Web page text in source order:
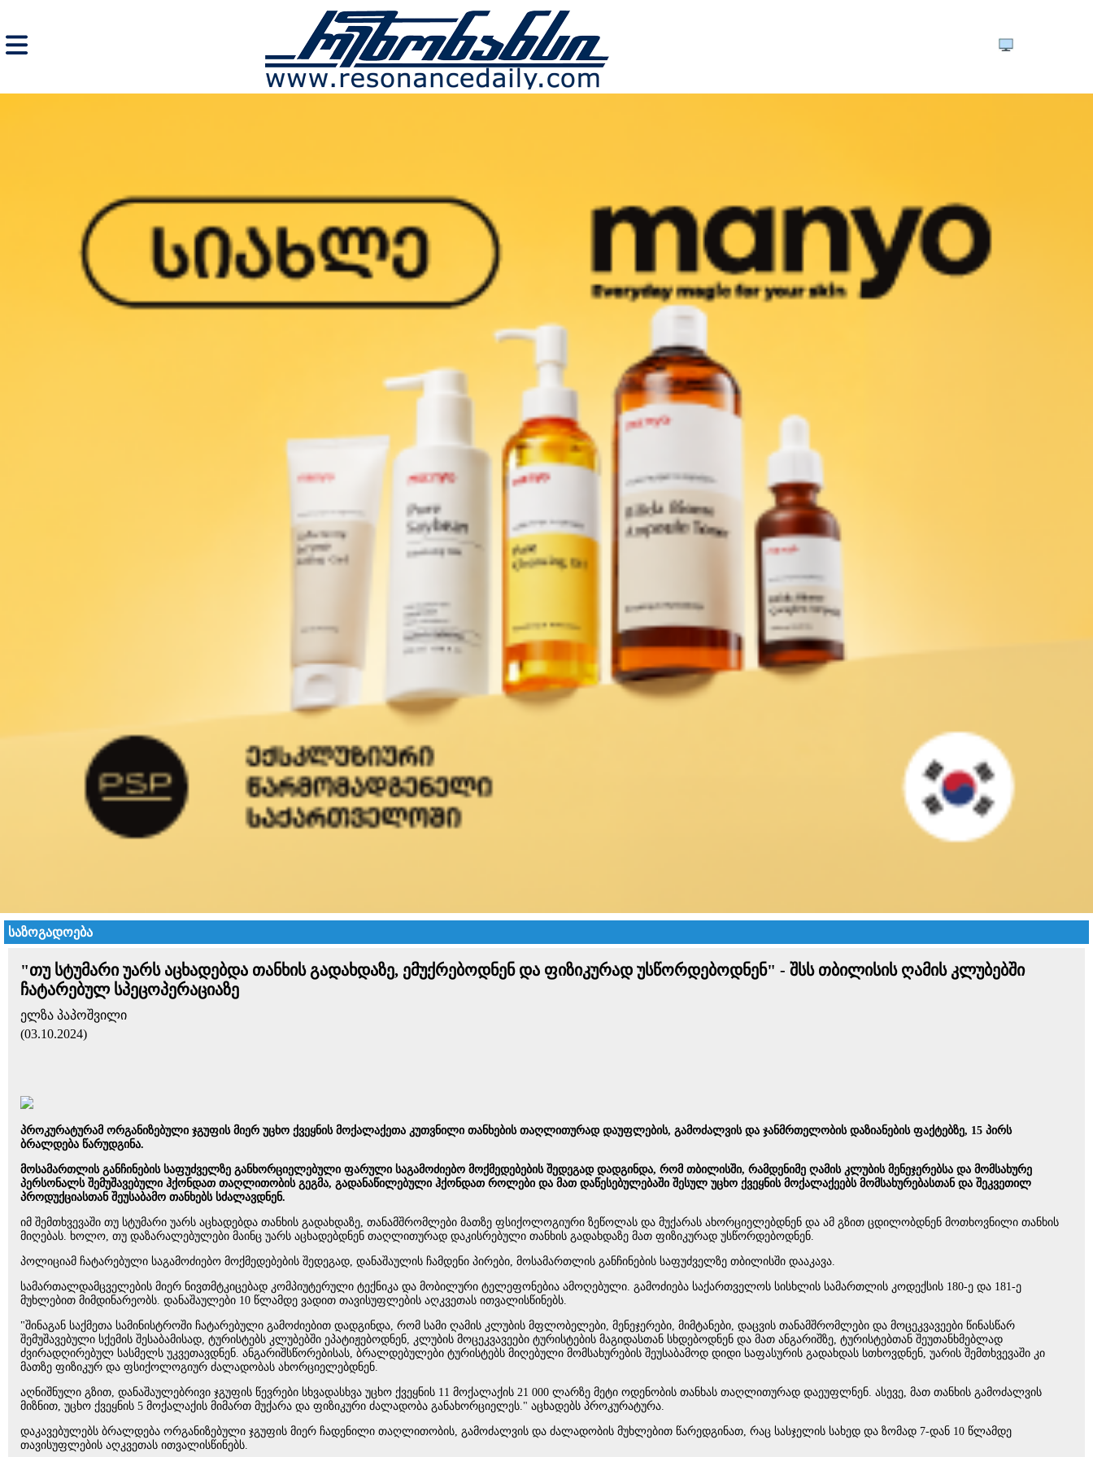
საზოგადოება
"თუ სტუმარი უარს აცხადებდა თანხის გადახდაზე, ემუქრებოდნენ და ფიზიკურად უსწორდებოდნენ" - შსს თბილისის ღამის კლუბებში
ჩატარებულ სპეცოპერაციაზე
ელზა პაპოშვილი
(03.10.2024)
პროკურატურამ ორგანიზებული ჯგუფის მიერ უცხო ქვეყნის მოქალაქეთა კუთვნილი თანხების თაღლითურად დაუფლების, გამოძალვის და ჯანმრთელობის დაზიანების ფაქტებზე, 15 პირს
ბრალდება წარუდგინა.
მოსამართლის განჩინების საფუძველზე განხორციელებული ფარული საგამოძიებო მოქმედებების შედეგად დადგინდა, რომ თბილისში, რამდენიმე ღამის კლუბის მენეჯერებსა და მომსახურე
პერსონალს შემუშავებული ჰქონდათ თაღლითობის გეგმა, გადანაწილებული ჰქონდათ როლები და მათ დაწესებულებაში შესულ უცხო ქვეყნის მოქალაქეებს მომსახურებასთან და შეკვეთილ
პროდუქციასთან შეუსაბამო თანხებს სძალავდნენ.
იმ შემთხვევაში თუ სტუმარი უარს აცხადებდა თანხის გადახდაზე, თანამშრომლები მათზე ფსიქოლოგიური ზეწოლას და მუქარას ახორციელებდნენ და ამ გზით ცდილობდნენ მოთხოვნილი თანხის
მიღებას. ხოლო, თუ დაზარალებულები მაინც უარს აცხადებდნენ თაღლითურად დაკისრებული თანხის გადახდაზე მათ ფიზიკურად უსწორდებოდნენ.
პოლიციამ ჩატარებული საგამოძიებო მოქმედებების შედეგად, დანაშაულის ჩამდენი პირები, მოსამართლის განჩინების საფუძველზე თბილისში დააკავა.
სამართალდამცველების მიერ ნივთმტკიცებად კომპიუტერული ტექნიკა და მობილური ტელეფონებია ამოღებული. გამოძიება საქართველოს სისხლის სამართლის კოდექსის 180-ე და 181-ე
მუხლებით მიმდინარეობს. დანაშაულები 10 წლამდე ვადით თავისუფლების აღკვეთას ითვალისწინებს.
"შინაგან საქმეთა სამინისტროში ჩატარებული გამოძიებით დადგინდა, რომ სამი ღამის კლუბის მფლობელები, მენეჯერები, მიმტანები, დაცვის თანამშრომლები და მოცეკვავეები წინასწარ
შემუშავებული სქემის შესაბამისად, ტურისტებს კლუბებში ეპატიჟებოდნენ, კლუბის მოცეკვავეები ტურისტების მაგიდასთან სხდებოდნენ და მათ ანგარიშზე, ტურისტებთან შეუთანხმებლად
ძვირადღირებულ სასმელს უკვეთავდნენ. ანგარიშსწორებისას, ბრალდებულები ტურისტებს მიღებული მომსახურების შეუსაბამოდ დიდი საფასურის გადახდას სთხოვდნენ, უარის შემთხვევაში კი
მათზე ფიზიკურ და ფსიქოლოგიურ ძალადობას ახორციელებდნენ.
აღნიშნული გზით, დანაშაულებრივი ჯგუფის წევრები სხვადასხვა უცხო ქვეყნის 11 მოქალაქის 21 000 ლარზე მეტი ოდენობის თანხას თაღლითურად დაეუფლნენ. ასევე, მათ თანხის გამოძალვის
მიზნით, უცხო ქვეყნის 5 მოქალაქის მიმართ მუქარა და ფიზიკური ძალადობა განახორციელეს." აცხადებს პროკურატურა.
დაკავებულებს ბრალდება ორგანიზებული ჯგუფის მიერ ჩადენილი თაღლითობის, გამოძალვის და ძალადობის მუხლებით წარედგინათ, რაც სასჯელის სახედ და ზომად 7-დან 10 წლამდე
თავისუფლების აღკვეთას ითვალისწინებს.